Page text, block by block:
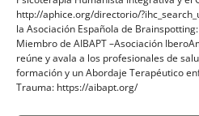
http://aphice.org/directorio/
la Asociación Española de
Miembro de AIBAPT –Asociación
reúne y avala a los profesionales de
formación y un Abordaje Terapéutico
Trauma: https://aibapt.org/
Contacto
Blog